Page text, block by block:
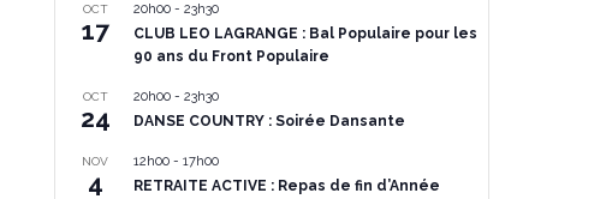
OCT
17
20h00 - 23h30
CLUB LEO LAGRANGE : Bal Populaire pour les
90 ans du Front Populaire
OCT
24
20h00 - 23h30
DANSE COUNTRY : Soirée Dansante
NOV
4
12h00 - 17h00
RETRAITE ACTIVE : Repas de fin d’Année